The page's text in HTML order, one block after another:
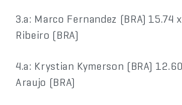
3.a: Marco Fernandez (BRA) 15.74
Ribeiro (BRA)
4.a: Krystian Kymerson (BRA)
Araujo (BRA)